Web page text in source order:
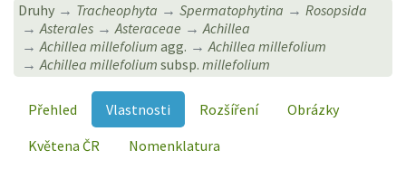
Druhy Tracheophyta Spermatophytina
Rosopsida
Asterales
Asteraceae
Achillea
Achillea millefolium agg.
Achillea millefolium
Achillea millefoliumsubsp. millefolium
Přehled Vlastnosti Rozšíření
Obrázky
Květena ČR
Nomenklatura